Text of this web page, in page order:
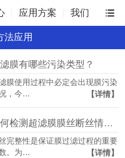
应用方案 我们
法应用
膜有哪些污染类型？
膜使用过程中必定会出现膜污染
，今…
【详情】
如何检测超滤膜膜丝断丝情况呢？
完整性是保证膜过滤过程的重要
。为…
【详情】